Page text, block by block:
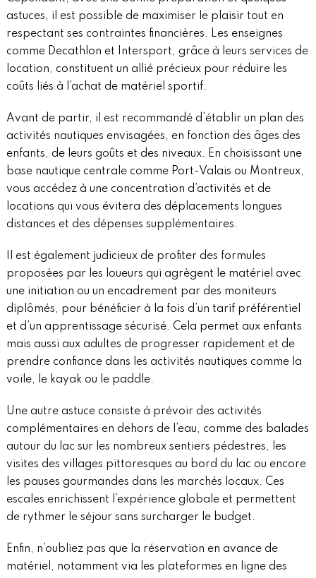
astuces, il est possible de maximiser le plaisir tout en
respectant ses contraintes financières. Les enseignes
comme Decathlon et Intersport, grâce à leurs services de
location, constituent un allié précieux pour réduire les
coûts liés à l’achat de matériel sportif.
Avant de partir, il est recommandé d’établir un plan des
activités nautiques envisagées, en fonction des âges des
enfants, de leurs goûts et des niveaux. En choisissant une
base nautique centrale comme Port-Valais ou Montreux,
vous accédez à une concentration d’activités et de
locations qui vous évitera des déplacements longues
distances et des dépenses supplémentaires.
Il est également judicieux de profiter des formules
proposées par les loueurs qui agrègent le matériel avec
une initiation ou un encadrement par des moniteurs
diplômés, pour bénéficier à la fois d’un tarif préférentiel
et d’un apprentissage sécurisé. Cela permet aux enfants
mais aussi aux adultes de progresser rapidement et de
prendre confiance dans les activités nautiques comme la
voile, le kayak ou le paddle.
Une autre astuce consiste à prévoir des activités
complémentaires en dehors de l’eau, comme des balades
autour du lac sur les nombreux sentiers pédestres, les
visites des villages pittoresques au bord du lac ou encore
les pauses gourmandes dans les marchés locaux. Ces
escales enrichissent l’expérience globale et permettent
de rythmer le séjour sans surcharger le budget.
Enfin, n’oubliez pas que la réservation en avance de
matériel, notamment via les plateformes en ligne des